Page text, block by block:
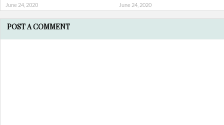
June 24, 2020 June 24, 2020
POST A COMMENT